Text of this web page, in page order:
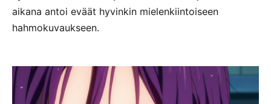
aikana antoi eväät hyvinkin mielenkiintoiseen
hahmokuvaukseen.